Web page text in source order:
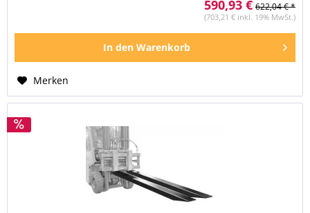
590,93 € 622,04 € *
(703,21 € inkl. 19% MwSt.)
In den Warenkorb
Merken